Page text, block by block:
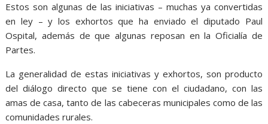
Estos son algunas de las iniciativas – muchas ya convertidas
en ley – y los exhortos que ha enviado el diputado Paul
Ospital, además de que algunas reposan en la Oficialía de
Partes.
La generalidad de estas iniciativas y exhortos, son producto
del diálogo directo que se tiene con el ciudadano, con las
amas de casa, tanto de las cabeceras municipales como de las
comunidades rurales.